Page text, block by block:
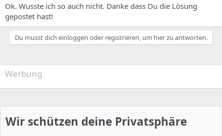
Ok. Wusste ich so auch nicht. Danke dass Du die Lösung
gepostet hast!
Du musst dich einloggen oder registrieren, um hier zu antworten.
Werbung
Wir schützen deine Privatsphäre